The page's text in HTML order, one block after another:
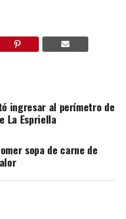
ingresar al perímetro de
La Espriella
sopa de carne de